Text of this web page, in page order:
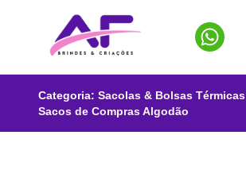
Categoria: Sacolas & Bolsas Térmicas
Sacos de Compras Algodão